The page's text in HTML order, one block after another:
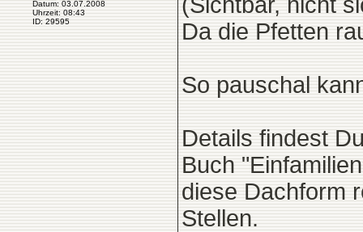
Datum: 03.07.2008
Uhrzeit: 08:43
ID: 29595
Da die Pfetten
So pauschal
Details findest
Buch
diese Dachform
Stellen.